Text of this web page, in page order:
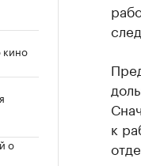
кино
о
к